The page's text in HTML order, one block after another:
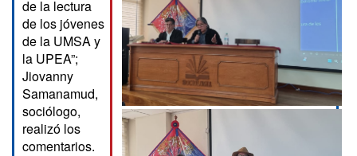
de la lectura
de los jóvenes
de la UMSA y
la UPEA”;
Jiovanny
Samanamud,
sociólogo,
realizó los
comentarios.